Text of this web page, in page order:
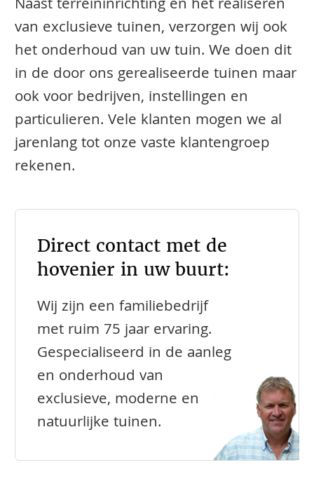
Naast terreininrichting en het realiseren
van exclusieve tuinen, verzorgen wij ook
het onderhoud van uw tuin. We doen dit
in de door ons gerealiseerde tuinen maar
ook voor bedrijven, instellingen en
particulieren. Vele klanten mogen we al
jarenlang tot onze vaste klantengroep
rekenen.
Direct contact met de
hovenier in uw buurt:
Wij zijn een familiebedrijf
met ruim 75 jaar ervaring.
Gespecialiseerd in de aanleg
en onderhoud van
exclusieve, moderne en
natuurlijke tuinen.